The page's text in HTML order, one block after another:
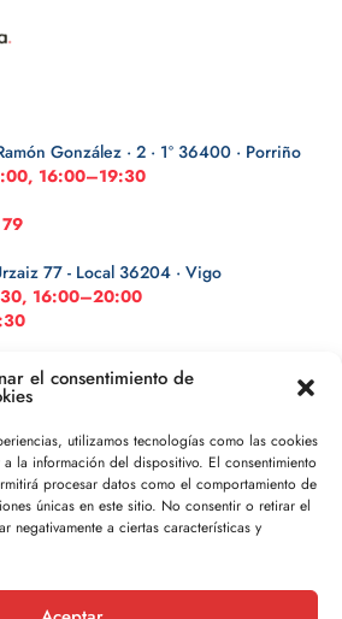
el consentimiento de
utilizamos tecnologías como las cookies
la información del dispositivo. El consentimiento
procesar datos como el comportamiento de
únicas en este sitio. No consentir o retirar el
negativamente a ciertas características y
González · 2 · 1º 36400 · Porriño
16:00–19:30
77 - Local 36204 · Vigo
16:00–20:00